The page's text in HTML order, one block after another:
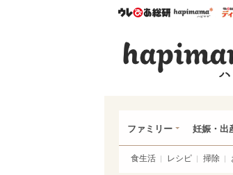
ウレぴあ総研
ハ
ファミリー 妊娠・出
食生活 レシピ 掃除